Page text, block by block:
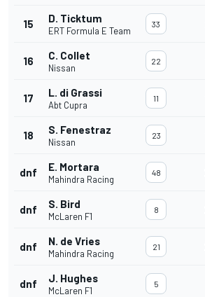
15 D. Ticktum
ERT Formula E Team
33
16 C. Collet
Nissan
22
17 L. di Grassi
Abt Cupra
11
18 S. Fenestraz
Nissan
23
dnf E. Mortara
Mahindra Racing
48
dnf S. Bird
McLaren F1
8
dnf N. de Vries
Mahindra Racing
21
dnf J. Hughes
McLaren F1
5